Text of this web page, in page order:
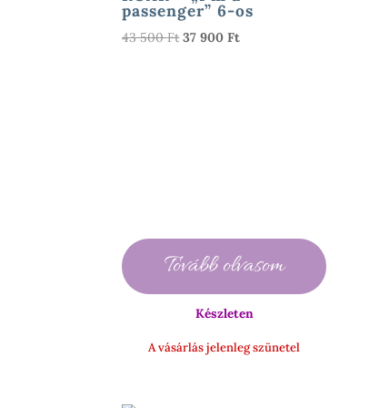
passenger” 6-os
43 500FtOriginal
37 900FtCurrent
Tovább olvasom
Készleten
A vásárlás jelenleg szünetel